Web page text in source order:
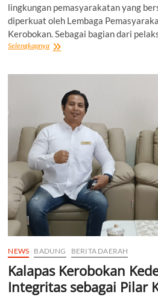
lingkungan pemasyarakatan yang
diperkuat oleh Lembaga
Kerobokan. Sebagai bagian dari
SelengkapnyaLapas
Aparat
Gabungan
Sisir
Blok
Hunian,
Tegaskan
Komitmen
Bersih
dari
Narkoba,
HP
Ilegal,
dan
Penipuan
NEWS BADUNG BERITA DAERAH
Kalapas Kerobokan
Integritas sebagai Pilar